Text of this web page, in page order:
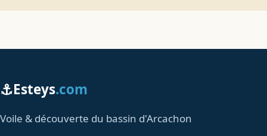
⚓Esteys.com
Voile & découverte du bassin d'Arcachon